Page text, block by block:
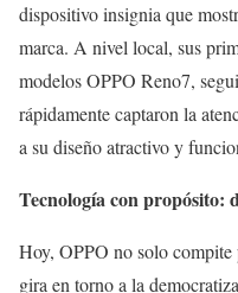
dispositivo insignia que
marca. A nivel local, sus
modelos OPPO Reno7,
rápidamente captaron la
a su diseño atractivo y
Tecnología con propósito:
Hoy, OPPO no solo compite
gira en torno a la